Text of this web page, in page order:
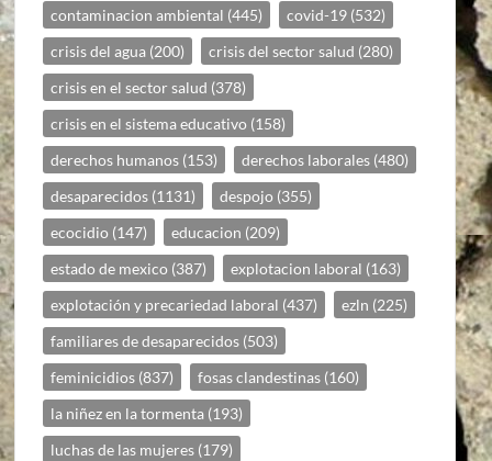
contaminacion ambiental (445) covid-19 (532)
crisis del agua (200) crisis del sector salud (280)
crisis en el sector salud (378)
crisis en el sistema educativo (158)
derechos humanos (153) derechos laborales (480)
desaparecidos (1131) despojo (355)
ecocidio (147) educacion (209)
estado de mexico (387) explotacion laboral (163)
explotación y precariedad laboral (437) ezln (225)
familiares de desaparecidos (503)
feminicidios (837) fosas clandestinas (160)
la niñez en la tormenta (193)
luchas de las mujeres (179)